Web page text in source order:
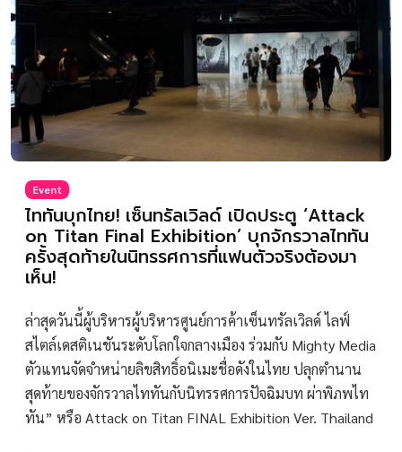
Event
ไททันบุกไทย! เซ็นทรัลเวิลด์ เปิดประตู ‘Attack
on Titan Final Exhibition’ บุกจักรวาลไททัน
ครั้งสุดท้ายในนิทรรศการที่แฟนตัวจริงต้องมา
เห็น!
ล่าสุดวันนี้ผู้บริหารผู้บริหารศูนย์การค้าเซ็นทรัลเวิลด์ ไลฟ์
สไตล์เดสติเนชันระดับโลกใจกลางเมือง ร่วมกับ Mighty Media
ตัวแทนจัดจำหน่ายลิขสิทธิ์อนิเมะชื่อดังในไทย ปลุกตำนาน
สุดท้ายของจักรวาลไททันกับนิทรรศการปัจฉิมบท ผ่าพิภพไท
ทัน” หรือ Attack on Titan FINAL Exhibition Ver. Thailand